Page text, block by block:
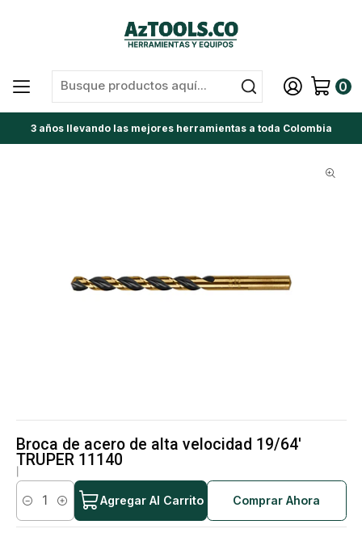
0
3 años llevando las mejores herramientas a toda Colombia
Broca de acero de alta velocidad 19/64'
TRUPER 11140
Cantidad
Agregar Al Carrito Comprar Ahora